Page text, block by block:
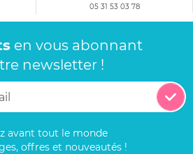
05 31 53 03 78
en vous abonnant
newsletter !
avant tout le monde
offres et nouveautés !